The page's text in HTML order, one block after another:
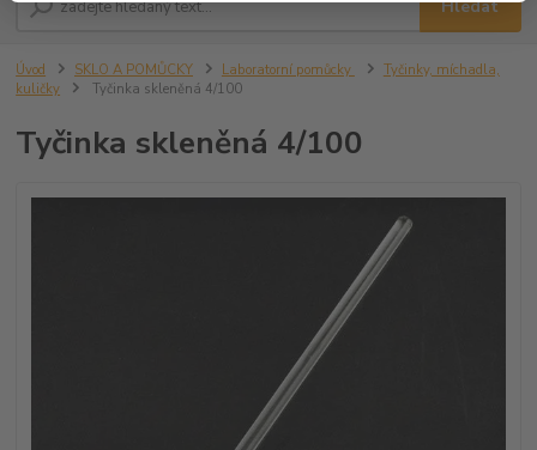
Hledat
Úvod SKLO A POMŮCKY Laboratorní pomůcky
Tyčinky, míchadla,
kuličky
Tyčinka skleněná 4/100
Tyčinka skleněná 4/100